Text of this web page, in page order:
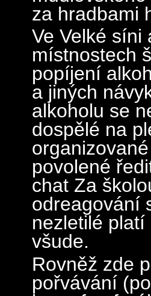
za hradbami
Ve Velké síni
místnostech
popíjení
a jiných
alkoholu se
dospělé na
povolené
chat Za
odreagování
nezletilé
všude.
Rovněž zde
pořvávání